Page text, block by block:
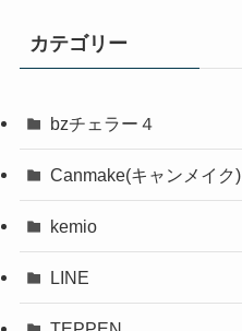
カテゴリー
bzチェラー４
Canmake(キャンメイク)
kemio
LINE